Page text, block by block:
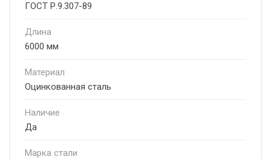
ГОСТ Р.9.307-89
Длина
6000 мм
Материал
Оцинкованная сталь
Наличие
Да
Марка стали